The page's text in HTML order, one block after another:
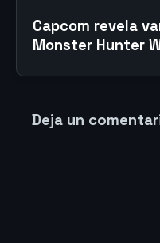
Capcom revela
Monster Hunter
Deja un